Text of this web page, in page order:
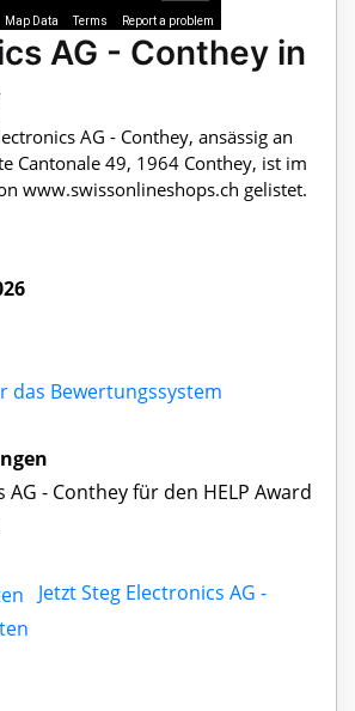
Map Data Terms Report a problem
AG - Conthey in
AG - Conthey, ansässig an
Cantonale 49, 1964 Conthey, ist im
www.swissonlineshops.ch gelistet.
das Bewertungssystem
AG - Conthey für den HELP Award
Jetzt Steg Electronics AG -